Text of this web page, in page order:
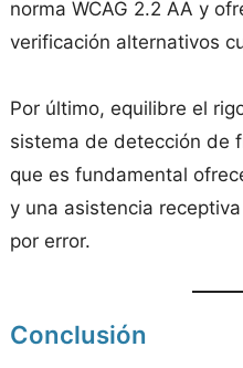
norma WCAG 2.2 AA y
verificación alternativos
Por último, equilibre el
sistema de detección de
que es fundamental
y una asistencia
por error.
Conclusión